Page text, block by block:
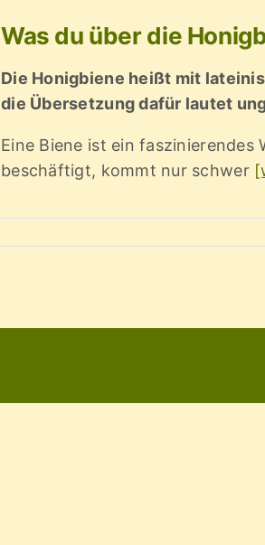
Was du über die
Die Honigbiene heißt mit
die Übersetzung dafür lautet
Eine Biene ist ein faszinierendes
beschäftigt, kommt nur schwer